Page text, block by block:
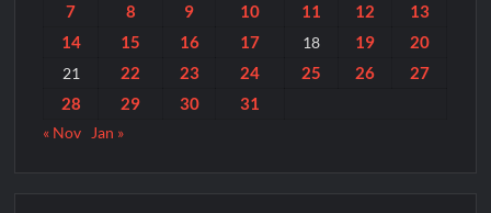
7 8 9 10 11 12
13
14
15 16 17 18 19 20
21 22 23 24 25 26
27
28
29 30 31
« Nov Jan »